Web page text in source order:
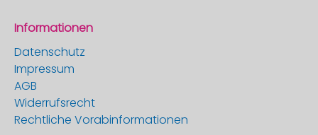
Informationen
Datenschutz
Impressum
AGB
Widerrufsrecht
Rechtliche Vorabinformationen